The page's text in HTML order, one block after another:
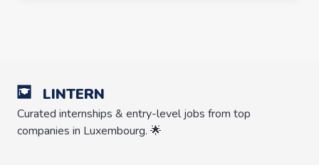
LINTERN
Curated internships & entry-level jobs from top
companies in Luxembourg. 🌟